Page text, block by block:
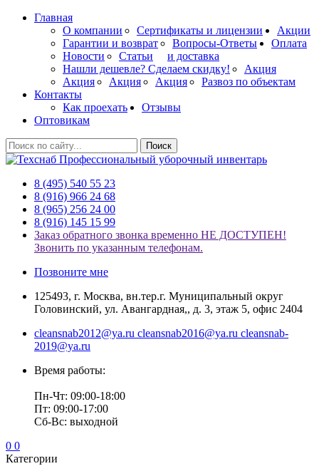
Главная
О компании
Сертификаты и лицензии
Гарантии и возврат
Вопросы-Ответы
Новости
Статьи
Акции
Нашли дешевле? Сделаем скидку!
Акция
Акция
Акция Акция
Оплата
и доставка
Развоз по объектам
Контакты
Как проехать
Отзывы
Оптовикам
Поиск
Профессиональный уборочный инвентарь
8 (495) 540 55 23
8 (916) 966 24 68
8 (965) 256 24 00
8 (916) 145 15 99
Заказ обратного звонка временно НЕ ДОСТУПЕН!
Звонить по указанным телефонам.
Позвоните мне
125493, г. Москва, вн.тер.г. Муниципальный округ
Головинский, ул. Авангардная,, д. 3, этаж 5, офис 2404
cleansnab2012@ya.ru cleansnab2016@ya.ru cleansnab-
2019@ya.ru
Время работы:
Пн-Чт: 09:00-18:00
Пт: 09:00-17:00
Сб-Вс: выходной
0 0
Категории